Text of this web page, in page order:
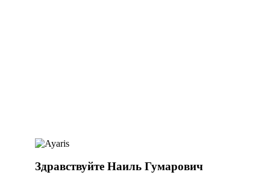
Здравствуйте Наиль Гумарович